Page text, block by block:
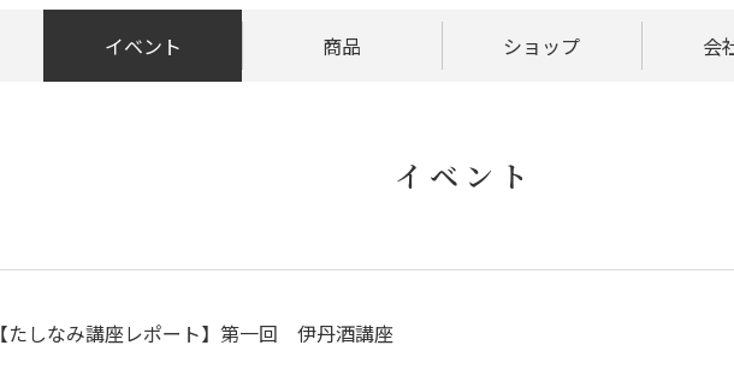
イベント 商品 ショップ 会
イベント
【たしなみ講座レポート】第一回 伊丹酒講座